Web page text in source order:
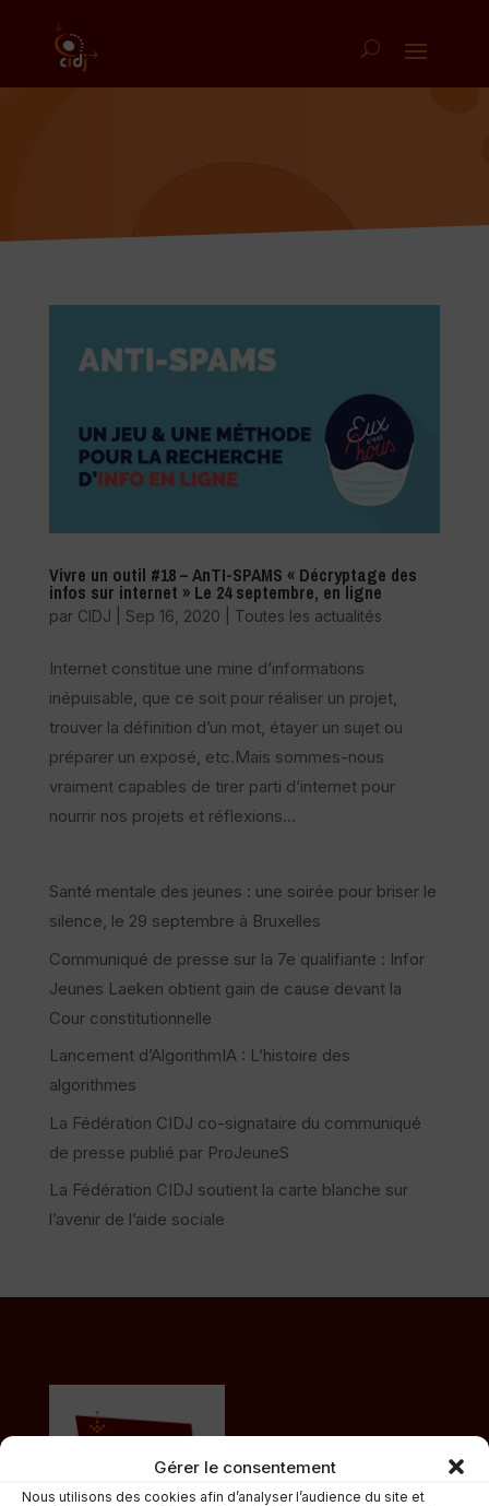
Gérer le consentement
Nous utilisons des cookies afin d’analyser l’audience du site et
Vivre un outil #18 – AnTI-SPAMS « Décryptage des
infos sur internet » Le 24 septembre, en ligne
par CIDJ Sep 16, 2020 Toutes les actualités
Internet constitue une mine d’informations
inépuisable, que ce soit pour réaliser un projet,
trouver la définition d’un mot, étayer un sujet ou
préparer un exposé, etc.Mais sommes-nous
vraiment capables de tirer parti d’internet pour
nourrir nos projets et réflexions...
Santé mentale des jeunes : une soirée pour briser le
silence, le 29 septembre à Bruxelles
Communiqué de presse sur la 7e qualifiante : Infor
Jeunes Laeken obtient gain de cause devant la
Cour constitutionnelle
Lancement d’AlgorithmIA : L’histoire des
algorithmes
La Fédération CIDJ co-signataire du communiqué
de presse publié par ProJeuneS
La Fédération CIDJ soutient la carte blanche sur
l’avenir de l’aide sociale